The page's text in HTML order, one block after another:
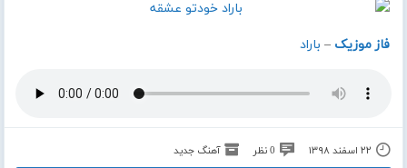
فاز موزیک – باراد
۲۲ اسفند ۱۳۹۸ 0 نظر آهنگ جدید